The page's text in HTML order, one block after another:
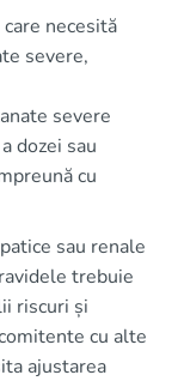
necesită
severe,
severe
dozei sau
cu
sau renale
trebuie
riscuri și
cu alte
ajustarea